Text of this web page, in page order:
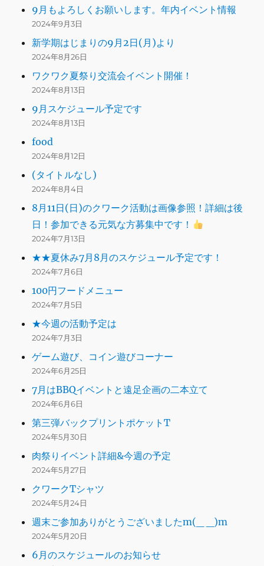
9月もよろしくお願いします。年内イベント情報
2024年9月3日
新学期はじまりの9月2日(月)より
2024年8月26日
ワクワク夏祭り交流会イベント開催！
2024年8月13日
9月スケジュール予定です
2024年8月13日
food
2024年8月12日
(タイトルなし)
2024年8月4日
8月11日(日)のクワーク活動は画像参照！詳細は後
日！参加できる元気な方募集中です！
2024年7月13日
★★夏休み7月8月のスケジュール予定です！
2024年7月6日
100円フードメニュー
2024年7月5日
★今週の活動予定は
2024年7月3日
ゲーム遊び、コイン遊びコーナー
2024年6月25日
7月はBBQイベントと遠足企画の二本立て
2024年6月6日
第三弾バックプリントポケットT
2024年5月30日
肉祭りイベント詳細&今週の予定
2024年5月27日
クワークTシャツ
2024年5月24日
週末ご参加ありがとうございましたm(_ _)m
2024年5月20日
6月のスケジュールのお知らせ